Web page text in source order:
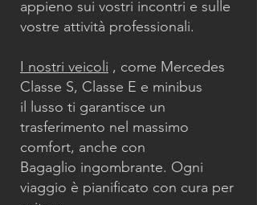
appieno sui vostri incontri e sulle
vostre attività professionali.
I nostri veicoli , come Mercedes
Classe S, Classe E e minibus
il lusso ti garantisce un
trasferimento nel massimo
comfort, anche con
Bagaglio ingombrante. Ogni
viaggio è pianificato con cura per